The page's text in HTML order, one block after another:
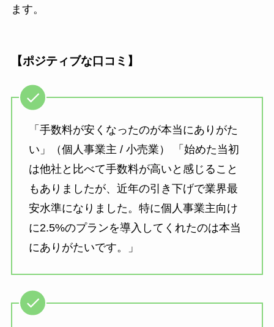
ます。
【ポジティブな口コミ】
「手数料が安くなったのが本当にありがた
い」（個人事業主 / 小売業） 「始めた当初
は他社と比べて手数料が高いと感じること
もありましたが、近年の引き下げで業界最
安水準になりました。特に個人事業主向け
に2.5%のプランを導入してくれたのは本当
にありがたいです。」